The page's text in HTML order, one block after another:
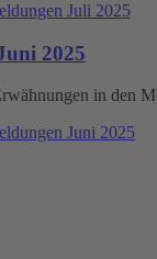
Juli 2025
2025
in den
Juni 2025